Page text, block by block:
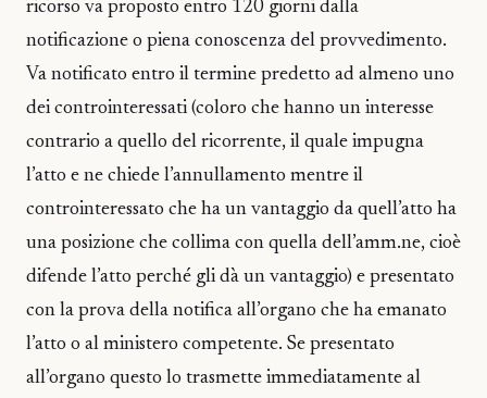
ricorso va proposto entro 120 giorni dalla
notificazione o piena conoscenza del provvedimento.
Va notificato entro il termine predetto ad almeno uno
dei controinteressati (coloro che hanno un interesse
contrario a quello del ricorrente, il quale impugna
l’atto e ne chiede l’annullamento mentre il
controinteressato che ha un vantaggio da quell’atto ha
una posizione che collima con quella dell’amm.ne, cioè
difende l’atto perché gli dà un vantaggio) e presentato
con la prova della notifica all’organo che ha emanato
l’atto o al ministero competente. Se presentato
all’organo questo lo trasmette immediatamente al